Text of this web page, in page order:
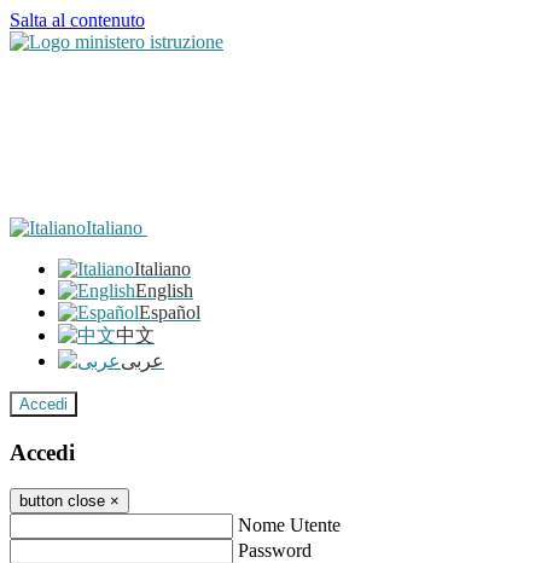
Salta al contenuto
Italiano
Italiano
English
Español
中文
عربى
Accedi
Accedi
button close ×
Nome Utente
Password